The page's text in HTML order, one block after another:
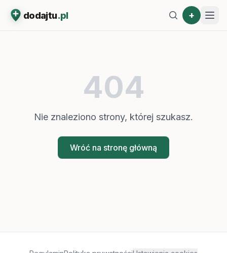
dodajtu.pl +
404
Nie znaleziono strony, której szukasz.
Wróć na stronę główną